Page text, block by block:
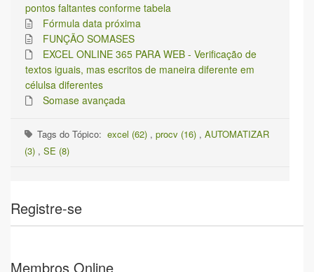
pontos faltantes conforme tabela
Fórmula data próxima
FUNÇÃO SOMASES
EXCEL ONLINE 365 PARA WEB - Verificação de
textos iguais, mas escritos de maneira diferente em
célulsa diferentes
Somase avançada
Tags do Tópico: excel (62) , procv (16) , AUTOMATIZAR
(3) , SE (8)
Registre-se
Membros Online